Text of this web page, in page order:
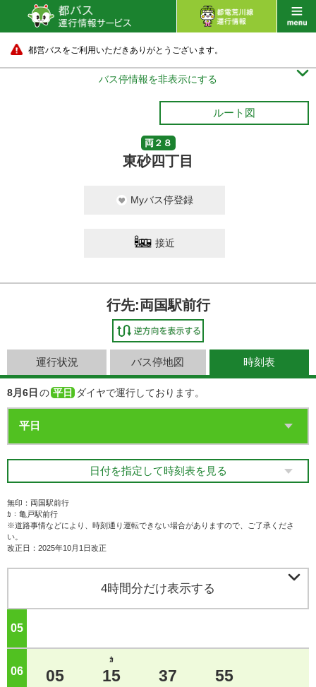
都営バスをご利用いただきありがとうございます。
バス停情報を非表示にする 
ルート図
両２８
東砂四丁目
Myバス停登録
接近
行先:両国駅前行
運行状況 バス停地図 時刻表
8月6日 の 平日 ダイヤで運行しております。
日付を指定して時刻表を見る
無印：両国駅前行
ｶ：亀戸駅前行
※道路事情などにより、時刻通り運転できない場合がありますので、ご了承くださ
い。
改正日：2025年10月1日改正
4時間分だけ表示する 
05
06 05
ｶ
15 37 55